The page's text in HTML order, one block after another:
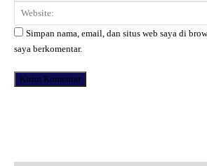
Simpan nama, email, dan situs web saya di
saya berkomentar.